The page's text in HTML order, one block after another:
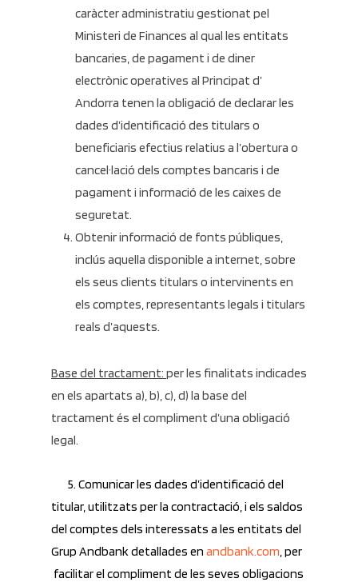
caràcter administratiu gestionat pel
Ministeri de Finances al qual les entitats
bancaries, de pagament i de diner
electrònic operatives al Principat d’
Andorra tenen la obligació de declarar les
dades d’identificació des titulars o
beneficiaris efectius relatius a l’obertura o
cancel·lació dels comptes bancaris i de
pagament i informació de les caixes de
seguretat.
Obtenir informació de fonts públiques,
inclús aquella disponible a internet, sobre
els seus clients titulars o intervinents en
els comptes, representants legals i titulars
reals d’aquests.
Base del tractament: per les finalitats indicades
en els apartats a), b), c), d) la base del
tractament és el compliment d’una obligació
legal.
5. Comunicar les dades d’identificació del
titular, utilitzats per la contractació, i els saldos
del comptes dels interessats a les entitats del
Grup Andbank detallades en andbank.com, per
facilitar el compliment de les seves obligacions